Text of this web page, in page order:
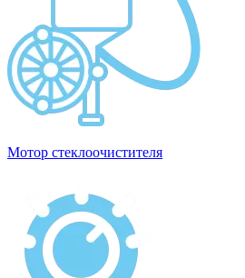
Мотор стеклоочистителя